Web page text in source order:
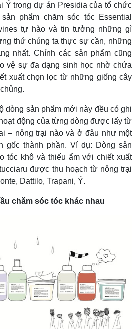
Ý trong dự án Presidia của tổ chức
phẩm chăm sóc tóc Essential
tự hào và tin tưởng những gì
thứ chúng ta thực sự cần, những
nhất. Chính các sản phẩm cũng
vệ sự đa dạng sinh học nhờ chứa
xuất chọn lọc từ những giống cây
dòng sản phẩm mới này đều có ghi
động của từng dòng được lấy từ
– nông trại nào và ở đâu như một
gốc thành phần. Ví dụ: Dòng sản
tóc khô và thiếu ẩm với chiết xuất
được thu hoạch từ nông trại
Dattilo, Trapani, Ý.
chăm sóc tóc khác nhau